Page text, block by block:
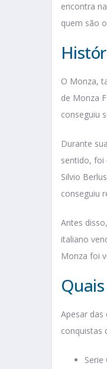
encontra
quem são
O Monza,
de Monza
conseguiu
Durante
sentido, foi
Silvio
conseguiu
Antes
italiano
Monza foi
Apesar
conquistas
Serie